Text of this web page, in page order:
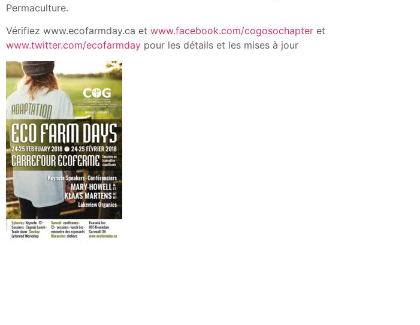
Permaculture.
Vérifiez www.ecofarmday.ca et www.facebook.com/cogosochapter et
www.twitter.com/ecofarmday pour les détails et les mises à jour